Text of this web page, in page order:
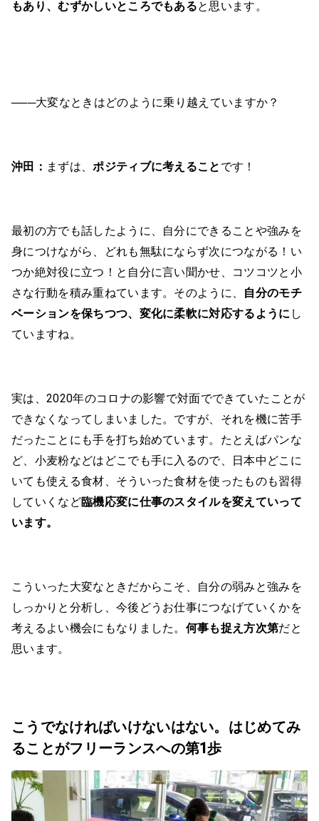
もあり、むずかしいところでもあると思います。
───大変なときはどのように乗り越えていますか？
沖田： まずは、ポジティブに考えること です！
最初の方でも話したように、自分にできることや強みを
身につけながら、どれも無駄にならず次につながる！い
つか絶対役に立つ！と自分に言い聞かせ、コツコツと小
さな行動を積み重ねています。そのように、 自分のモチ
ベーションを保ちつつ、変化に柔軟に対応するように し
ていますね。
実は、2020年のコロナの影響で対面でできていたことが
できなくなってしまいました。ですが、それを機に苦手
だったことにも手を打ち始めています。たとえばパンな
ど、小麦粉などはどこでも手に入るので、日本中どこに
いても使える食材、そういった食材を使ったものも習得
していくなど臨機応変に仕事のスタイルを変えていって
います。
こういった大変なときだからこそ、自分の弱みと強みを
しっかりと分析し、今後どうお仕事につなげていくかを
考えるよい機会にもなりました。 何事も捉え方次第だと
思います。
こうでなければいけないはない。はじめてみ
ることがフリーランスへの第1歩